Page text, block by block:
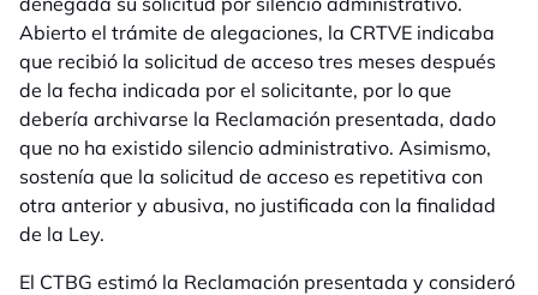
Abierto el trámite de alegaciones, la CRTVE indicaba
que recibió la solicitud de acceso tres meses después
de la fecha indicada por el solicitante, por lo que
debería archivarse la Reclamación presentada, dado
que no ha existido silencio administrativo. Asimismo,
sostenía que la solicitud de acceso es repetitiva con
otra anterior y abusiva, no justificada con la finalidad
de la Ley.
El CTBG estimó la Reclamación presentada y consideró